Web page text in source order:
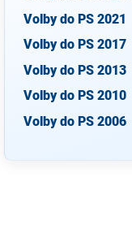
Volby do PS 2021
Volby do PS 2017
Volby do PS 2013
Volby do PS 2010
Volby do PS 2006